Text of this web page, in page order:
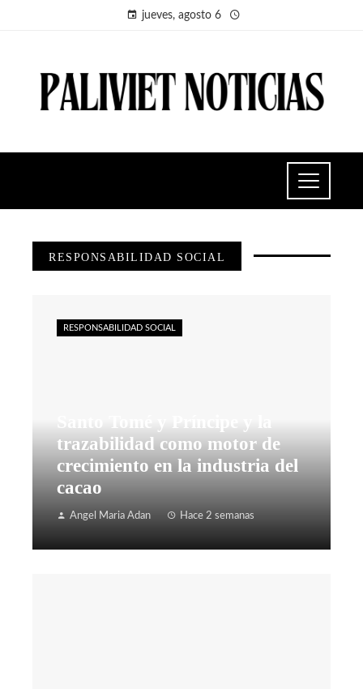
jueves, agosto 6
RESPONSABILIDAD SOCIAL
trazabilidad como motor de
crecimiento en la industria del
cacao
Angel Maria Adan Hace 2 semanas
RESPONSABILIDAD SOCIAL